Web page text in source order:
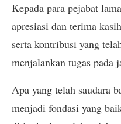
Kepada para pejabat
apresiasi dan terima
serta kontribusi yang
menjalankan tugas pada
Apa yang telah saudara
menjadi fondasi yang